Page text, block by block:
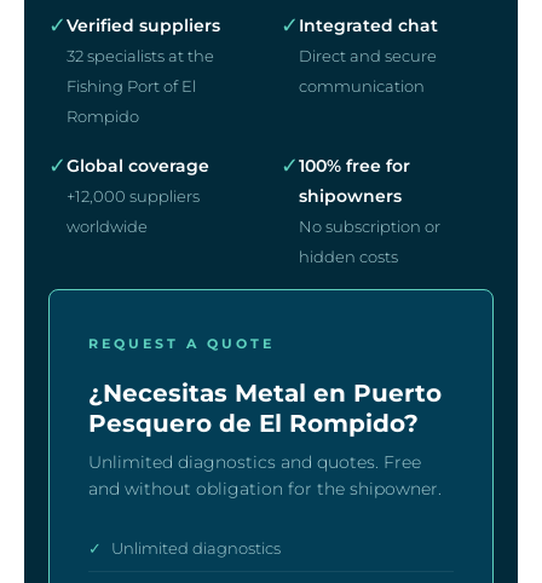
✓Verified suppliers
32 specialists at the
Fishing Port of El
Rompido
✓ Integrated chat
Direct and secure
communication
✓Global coverage
+12,000 suppliers
worldwide
✓100% free for
shipowners
No subscription or
hidden costs
REQUEST A QUOTE
¿Necesitas Metal en Puerto
Pesquero de El Rompido?
Unlimited diagnostics and quotes. Free
and without obligation for the shipowner.
✓ Unlimited diagnostics